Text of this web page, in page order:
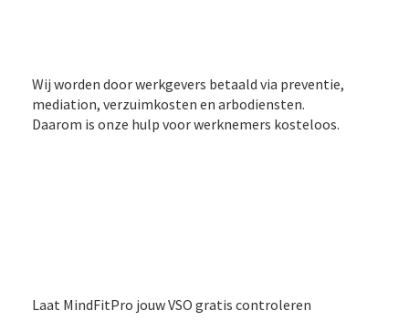
Wij worden door werkgevers betaald via preventie,
mediation, verzuimkosten en arbodiensten.
Daarom is onze hulp voor werknemers kosteloos.
Laat MindFitPro jouw VSO gratis controleren